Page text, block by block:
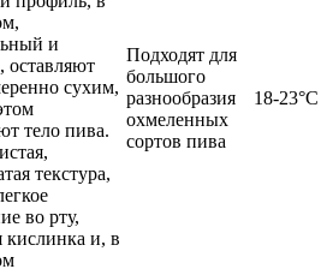
и
оставляют
сухим,
тело пива.
текстура,
во рту,
кислинка и, в
Подходят для
большого
разнообразия
охмеленных
сортов пива
18-23°C